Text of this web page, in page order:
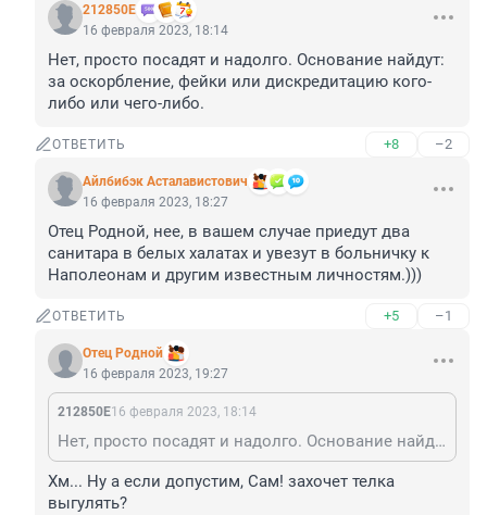
212850Е
16 февраля 2023, 18:14
Нет, просто посадят и надолго. Основание найдут:
за оскорбление, фейки или дискредитацию кого-
либо или чего-либо.
ОТВЕТИТЬ +8 –2
Айлбибэк Асталавистович
16 февраля 2023, 18:27
Отец Родной, нее, в вашем случае приедут два
санитара в белых халатах и увезут в больничку к
Наполеонам и другим известным личностям.)))
ОТВЕТИТЬ +5 –1
Отец Родной
16 февраля 2023, 19:27
212850Е16 февраля 2023, 18:14
Нет, просто посадят и надолго. Основание найдут: за оскорбление, фейки или дискредитацию кого-либо или чего-либо.
Хм... Ну а если допустим, Сам! захочет телка
выгулять?